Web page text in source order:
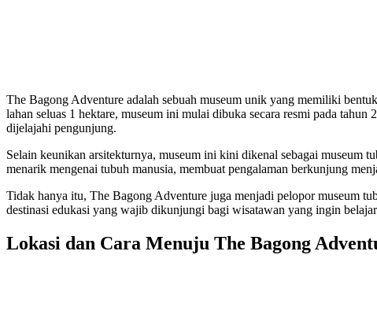
The Bagong Adventure adalah sebuah museum unik yang memiliki
lahan seluas 1 hektare, museum ini mulai dibuka secara resmi pada
dijelajahi pengunjung.
Selain keunikan arsitekturnya, museum ini kini dikenal sebagai museum
menarik mengenai tubuh manusia, membuat pengalaman berkunjung
Tidak hanya itu, The Bagong Adventure juga menjadi pelopor museum
destinasi edukasi yang wajib dikunjungi bagi wisatawan yang ingin
Lokasi dan Cara Menuju The Bagong